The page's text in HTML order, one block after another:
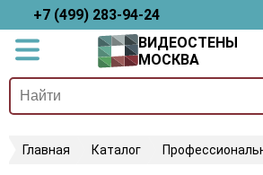
+7 (499) 283-94-24
ВИДЕОСТЕНЫ
МОСКВА
Главная Каталог